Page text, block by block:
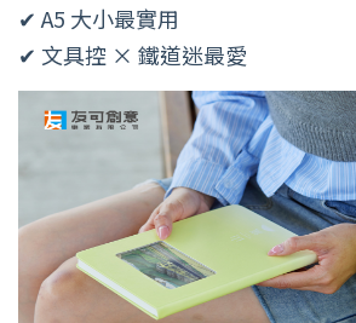
✔ A5 大小最實用
✔ 文具控 × 鐵道迷最愛